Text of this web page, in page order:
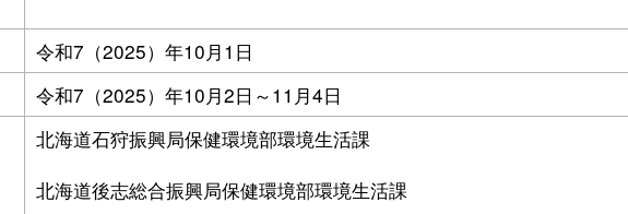
令和7（2025）年10月1日
令和7（2025）年10月2日～11月4日
北海道石狩振興局保健環境部環境生活課
北海道後志総合振興局保健環境部環境生活課